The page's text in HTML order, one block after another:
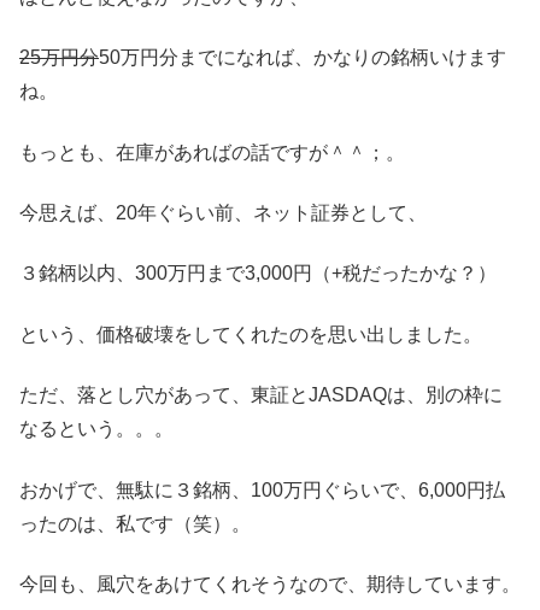
25万円分50万円分までになれば、かなりの銘柄いけます
ね。
もっとも、在庫があればの話ですが＾＾；。
今思えば、20年ぐらい前、ネット証券として、
３銘柄以内、300万円まで3,000円（+税だったかな？）
という、価格破壊をしてくれたのを思い出しました。
ただ、落とし穴があって、東証とJASDAQは、別の枠に
なるという。。。
おかげで、無駄に３銘柄、100万円ぐらいで、6,000円払
ったのは、私です（笑）。
今回も、風穴をあけてくれそうなので、期待しています。